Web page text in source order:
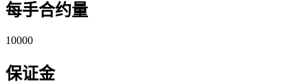
每手合约量
10000
保证金